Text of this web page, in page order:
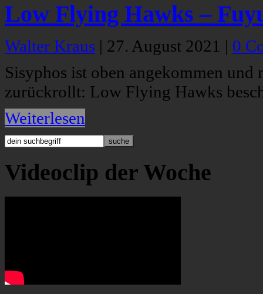
Low Flying Hawks –
Walter Kraus | 27. August 2021 | 0
Sisyphos ist oben angekommen und
zurückrollt: Low Flying Hawks
Weiterlesen
Videoclip der Woche